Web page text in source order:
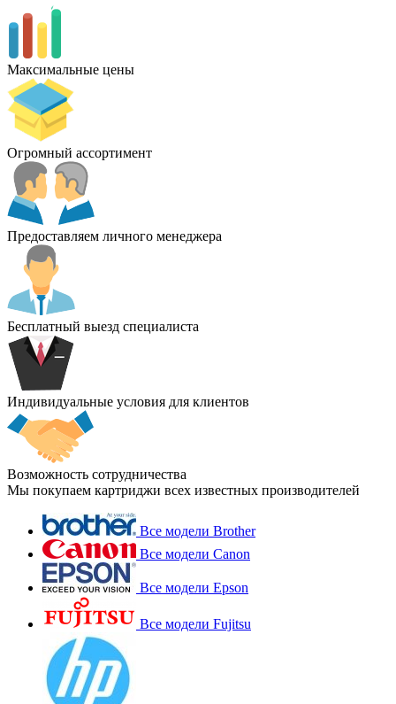
Максимальные цены
Огромный ассортимент
Предоставляем личного менеджера
Бесплатный выезд специалиста
Индивидуальные условия для клиентов
Возможность сотрудничества
Мы покупаем картриджи всех известных производителей
Все модели Brother
Все модели Canon
Все модели Epson
Все модели Fujitsu